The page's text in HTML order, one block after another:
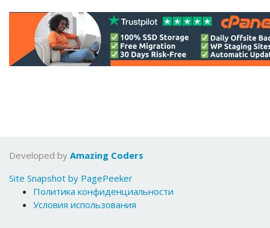
Developed by Amazing Coders
Site Snapshot by PagePeeker
Политика конфиденциальности
Условия использования